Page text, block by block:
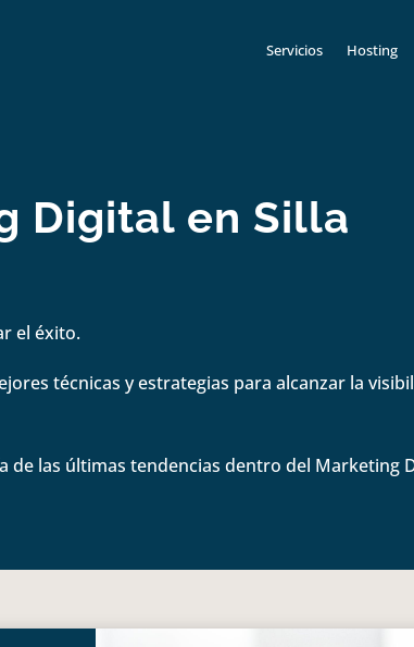
Servicios Hosting
Digital en Silla
el éxito.
técnicas y estrategias para alcanzar la
de las últimas tendencias dentro del Marketing